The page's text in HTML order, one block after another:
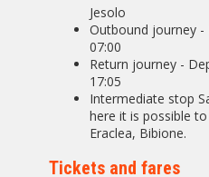
Jesolo
Outbound journey
07:00
Return journey -
17:05
Intermediate stop
here it is possible
Eraclea, Bibione.
Tickets and fares